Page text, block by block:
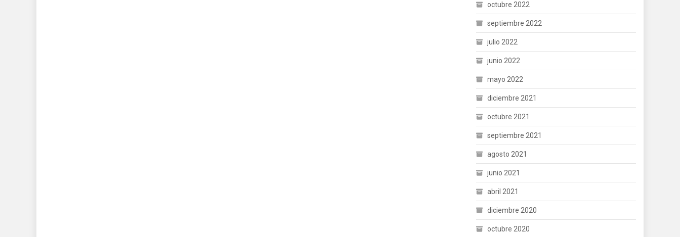
octubre 2022
septiembre 2022
julio 2022
junio 2022
mayo 2022
diciembre 2021
octubre 2021
septiembre 2021
agosto 2021
junio 2021
abril 2021
diciembre 2020
octubre 2020